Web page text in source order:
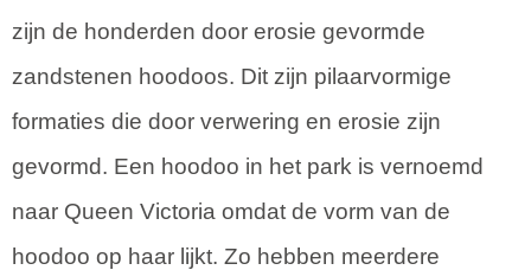
zijn de honderden door erosie gevormde
zandstenen hoodoos. Dit zijn pilaarvormige
formaties die door verwering en erosie zijn
gevormd. Een hoodoo in het park is vernoemd
naar Queen Victoria omdat de vorm van de
hoodoo op haar lijkt. Zo hebben meerdere